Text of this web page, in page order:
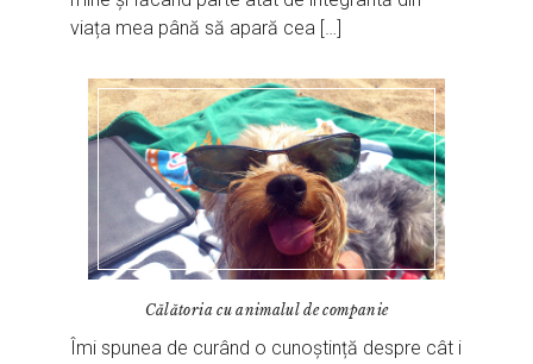
viața mea până să apară cea […]
Călătoria cu animalul de companie
Îmi spunea de curând o cunoștință despre cât i